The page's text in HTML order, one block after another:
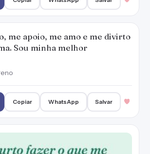
me apoio, me amo e me divirto
Sou minha melhor
Copiar WhatsApp Salvar